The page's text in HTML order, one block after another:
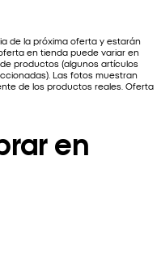
de la próxima oferta y estarán
en tienda puede variar en
productos (algunos artículos
Las fotos muestran
de los productos reales. Oferta
en